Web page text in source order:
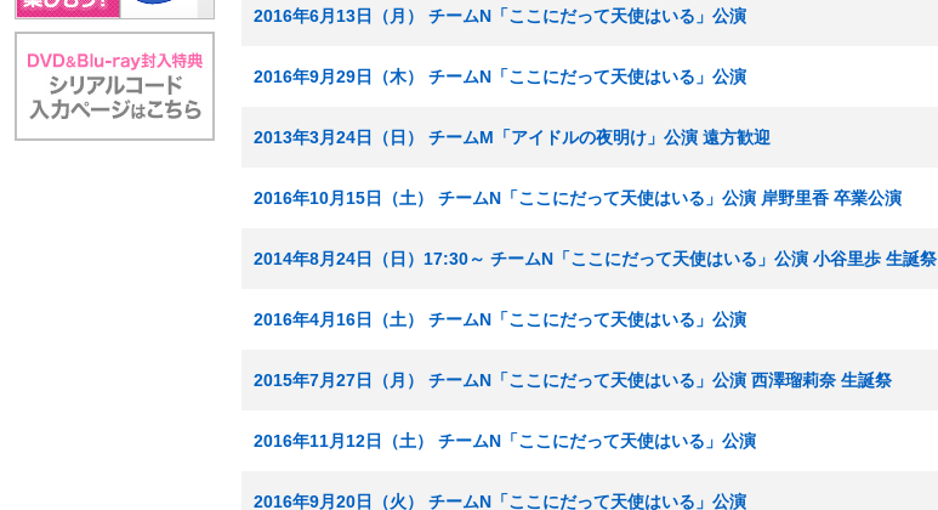
2016年6月13日（月） チームN「ここにだって天使はいる」公演
2016年9月29日（木） チームN「ここにだって天使はいる」公演
2013年3月24日（日） チームM「アイドルの夜明け」公演 遠方歓迎
2016年10月15日（土） チームN「ここにだって天使はいる」公演 岸野里香 卒業公演
2014年8月24日（日）17:30～ チームN「ここにだって天使はいる」公演 小谷里歩 生誕祭
2016年4月16日（土） チームN「ここにだって天使はいる」公演
2015年7月27日（月） チームN「ここにだって天使はいる」公演 西澤瑠莉奈 生誕祭
2016年11月12日（土） チームN「ここにだって天使はいる」公演
2016年9月20日（火） チームN「ここにだって天使はいる」公演